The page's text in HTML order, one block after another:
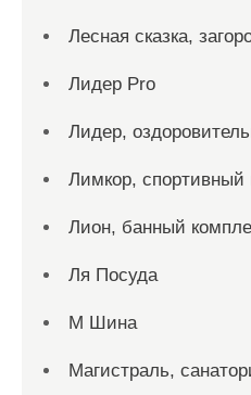
Лесная сказка,
Лидер Pro
Лидер,
Лимкор, спортивный
Лион, банный
Ля Посуда
М Шина
Магистраль,